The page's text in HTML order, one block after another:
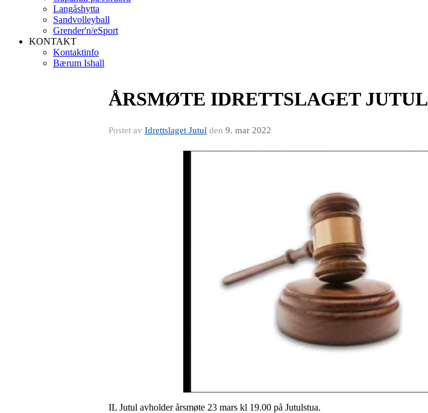
Langåshytta
Sandvolleyball
Grender'n/eSport
KONTAKT
Kontaktinfo
Bærum Ishall
ÅRSMØTE IDRETTSLAGET JUTUL
Postet av Idrettslaget Jutul den 9. mar 2022
IL Jutul avholder årsmøte 23 mars kl 19.00 på Jutulstua.